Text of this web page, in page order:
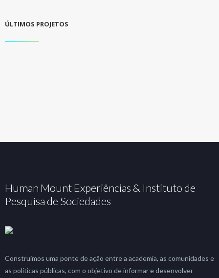
ÚLTIMOS PROJETOS
Human Mount Experiências & Instituto de
Pesquisa de Sociedades
Construímos uma ponte de ação entre a academia, as comunidades e
as políticas públicas, com o objetivo de informar e desenvolver